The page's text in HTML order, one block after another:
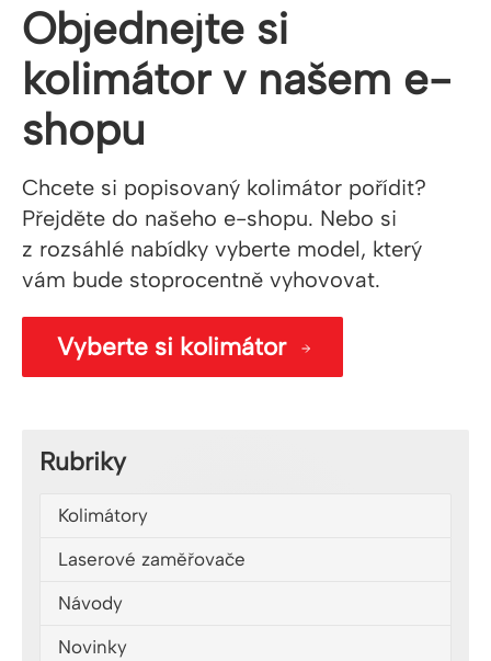
Objednejte si
kolimátor v našem e-
shopu
Chcete si popisovaný kolimátor pořídit?
Přejděte do našeho e-shopu. Nebo si
z rozsáhlé nabídky vyberte model, který
vám bude stoprocentně vyhovovat.
Vyberte si kolimátor
Rubriky
Kolimátory
Laserové zaměřovače
Návody
Novinky